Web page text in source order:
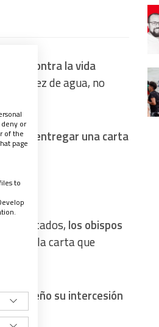
contra la vida
escasez de agua, no
para entregar una carta
diputados, los obispos
firmó la carta que
su intercesión
or
of the
page
to